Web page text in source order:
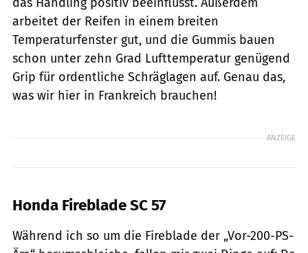
arbeitet der Reifen in einem breiten
Temperaturfenster gut, und die Gummis bauen
schon unter zehn Grad Lufttemperatur genügend
Grip für ordentliche Schräglagen auf. Genau das,
was wir hier in Frankreich brauchen!
ANZEIGE
Honda Fireblade SC 57
Während ich so um die Fireblade der „Vor-200-PS-